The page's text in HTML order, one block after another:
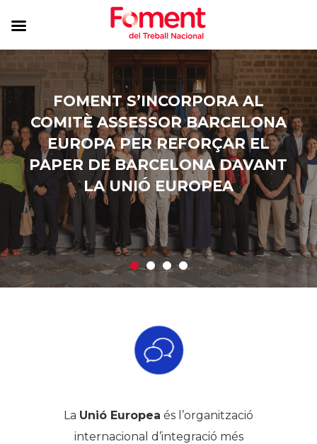
FOMENT S’INCORPORA AL
COMITÈ ASSESSOR BARCELONA
EUROPA PER REFORÇAR EL
PAPER DE BARCELONA DAVANT
LA UNIÓ EUROPEA
La Unió Europea és l’organització
internacional d’integració més